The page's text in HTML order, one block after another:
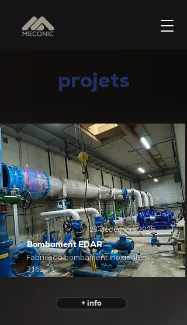
projets
23 décembre 2025
Bombament EDAR
Fabricació bombament inoxidable
316L
+ info